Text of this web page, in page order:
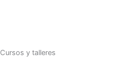
Cursos y talleres